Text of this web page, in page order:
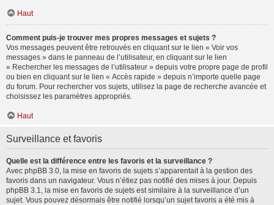
Haut
Comment puis-je trouver mes propres messages et sujets ?
Vos messages peuvent être retrouvés en cliquant sur le lien « Voir vos
messages » dans le panneau de l’utilisateur, en cliquant sur le lien
« Rechercher les messages de l’utilisateur » depuis votre propre page de profil
ou bien en cliquant sur le lien « Accès rapide » depuis n’importe quelle page
du forum. Pour rechercher vos sujets, utilisez la page de recherche avancée et
choisissez les paramètres appropriés.
Haut
Surveillance et favoris
Quelle est la différence entre les favoris et la surveillance ?
Avec phpBB 3.0, la mise en favoris de sujets s’apparentait à la gestion des
favoris dans un navigateur. Vous n’étiez pas notifié des mises à jour. Depuis
phpBB 3.1, la mise en favoris de sujets est similaire à la surveillance d’un
sujet. Vous pouvez désormais être notifié lorsqu’un sujet favoris a été mis à